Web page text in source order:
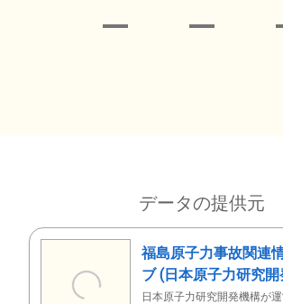
データの提供元
福島原子力事故関連
ブ (日本原子力研究
日本原子力研究開発機構が